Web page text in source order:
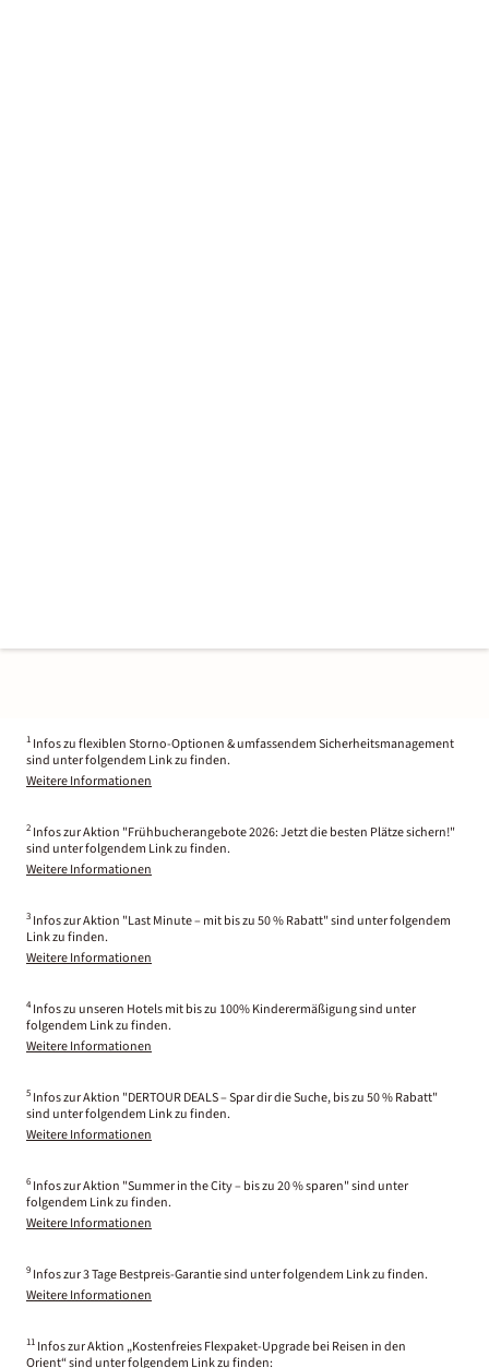
1 Infos zu flexiblen Storno-Optionen & umfassendem Sicherheitsmanagement
sind unter folgendem Link zu finden.
Weitere Informationen
2 Infos zur Aktion "Frühbucherangebote 2026: Jetzt die besten Plätze sichern!"
sind unter folgendem Link zu finden.
Weitere Informationen
3 Infos zur Aktion "Last Minute – mit bis zu 50 % Rabatt" sind unter folgendem
Link zu finden.
Weitere Informationen
4 Infos zu unseren Hotels mit bis zu 100% Kinderermäßigung sind unter
folgendem Link zu finden.
Weitere Informationen
5 Infos zur Aktion "DERTOUR DEALS – Spar dir die Suche, bis zu 50 % Rabatt"
sind unter folgendem Link zu finden.
Weitere Informationen
6 Infos zur Aktion "Summer in the City – bis zu 20 % sparen" sind unter
folgendem Link zu finden.
Weitere Informationen
9 Infos zur 3 Tage Bestpreis-Garantie sind unter folgendem Link zu finden.
Weitere Informationen
11 Infos zur Aktion „Kostenfreies Flexpaket-Upgrade bei Reisen in den
Orient“ sind unter folgendem Link zu finden: